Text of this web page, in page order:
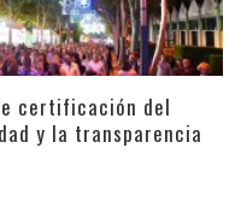
certificación del
y la transparencia